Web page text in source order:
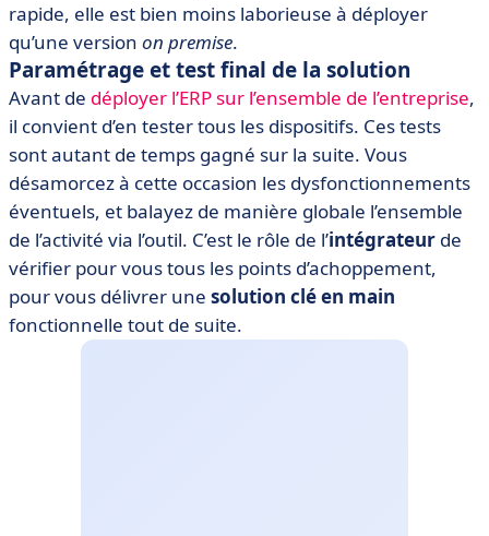
rapide, elle est bien moins laborieuse à déployer
qu’une version on premise.
Paramétrage et test final de la solution
Avant de déployer l’ERP sur l’ensemble de l’entreprise,
il convient d’en tester tous les dispositifs. Ces tests
sont autant de temps gagné sur la suite. Vous
désamorcez à cette occasion les dysfonctionnements
éventuels, et balayez de manière globale l’ensemble
de l’activité via l’outil. C’est le rôle de l’intégrateur de
vérifier pour vous tous les points d’achoppement,
pour vous délivrer une solution clé en main
fonctionnelle tout de suite.